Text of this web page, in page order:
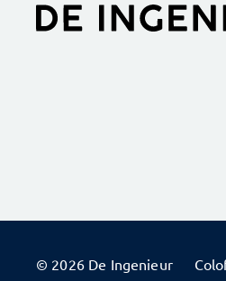
© 2026 De Ingenieur